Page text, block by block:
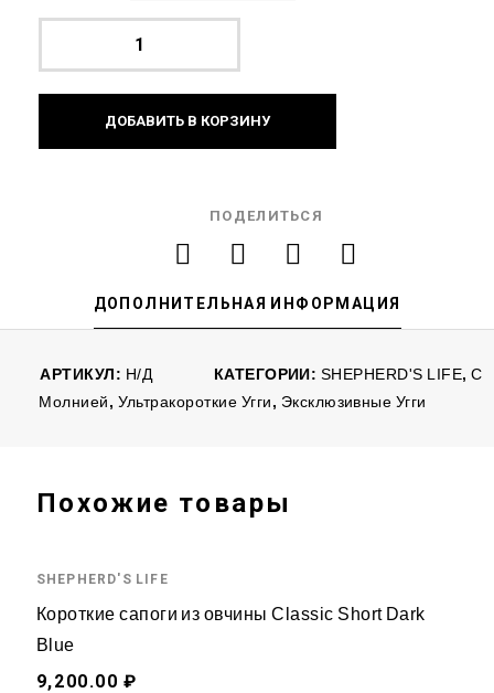
ДОБАВИТЬ В КОРЗИНУ
ПОДЕЛИТЬСЯ
ДОПОЛНИТЕЛЬНАЯ ИНФОРМАЦИЯ
АРТИКУЛ: Н/Д КАТЕГОРИИ: SHEPHERD'S LIFE,С
Молнией, Ультракороткие Угги, Эксклюзивные Угги
Похожие товары
SHEPHERD'S LIFE
Короткие сапоги из овчины Classic Short Dark
Blue
9,200.00 ₽